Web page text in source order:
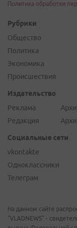
Политика обработки
Рубрики
Общество
Политика
Экономика
Происшествия
Издательство
Реклама
Редакция
Социальные сети
vkontakte
Одноклассники
Телеграм
На данном сайте
"VLADNEWS" -